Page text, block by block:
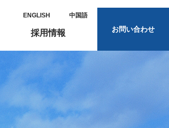
採用情報
ENGLISH 中国語
お問い合わせ